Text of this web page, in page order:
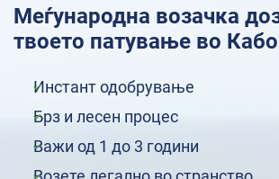
Меѓународна возачка
твоето патување во
Инстант одобрување
Брз и лесен процес
Важи од 1 до 3 години